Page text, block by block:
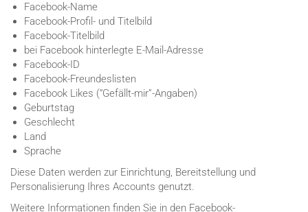
Facebook-Name
Facebook-Profil- und Titelbild
Facebook-Titelbild
bei Facebook hinterlegte E-Mail-Adresse
Facebook-ID
Facebook-Freundeslisten
Facebook Likes (“Gefällt-mir”-Angaben)
Geburtstag
Geschlecht
Land
Sprache
Diese Daten werden zur Einrichtung, Bereitstellung und
Personalisierung Ihres Accounts genutzt.
Weitere Informationen finden Sie in den Facebook-